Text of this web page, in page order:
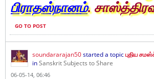
பிராதஸ்நானம்.
GO TO POST
soundararajan50started a topicபுதிய
inSanskrit Subjects to Share
06-05-14, 06:46